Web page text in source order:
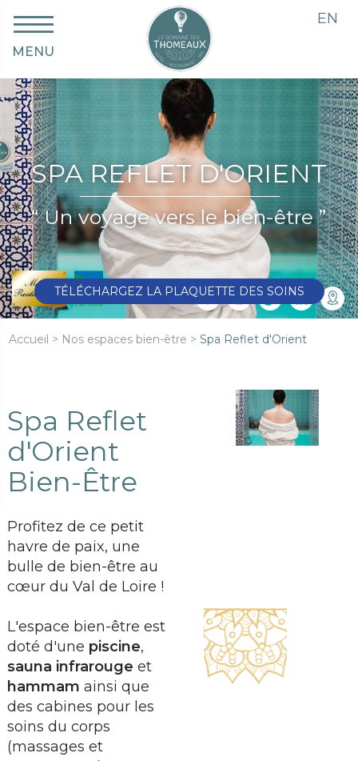
MENU
EN
SPA REFLET D'ORIENT
“ Un voyage vers le bien-être ”
TÉLÉCHARGEZ LA PLAQUETTE DES SOINS
Accueil > Nos espaces bien-être >Spa Reflet d'Orient
Spa Reflet
d'Orient
Bien-Être
Profitez de ce petit
havre de paix, une
bulle de bien-être au
cœur du Val de Loire !
L'espace bien-être est
doté d'une piscine,
sauna infrarouge et
hammam ainsi que
des cabines pour les
soins du corps
(massages et